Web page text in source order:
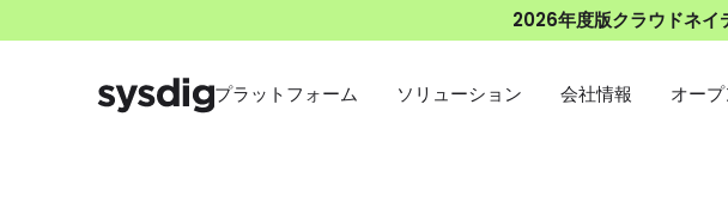
2026年度版クラウドネイ
プラットフォーム ソリューション 会社情報 オー